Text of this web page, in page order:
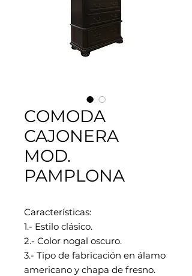
COMODA
CAJONERA
MOD.
PAMPLONA
Características:
1.- Estilo clásico.
2.- Color nogal oscuro.
3.- Tipo de fabricación en álamo
americano y chapa de fresno.